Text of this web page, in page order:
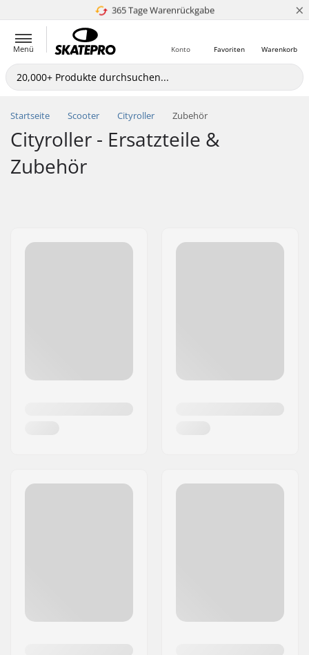
Preisgarantie
Schnelle Lieferung
365 Tage Warenrückgabe ×
Menü Warenkorb
Favoriten
Konto
Startseite Scooter Cityroller Zubehör
Cityroller - Ersatzteile &
Zubehör